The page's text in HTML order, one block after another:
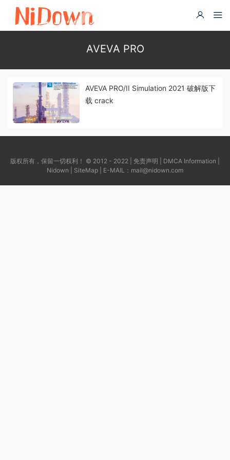
AVEVA PRO
AVEVA PRO/II Simulation 2021 破解版下
载 crack
版权所有，保留一切权利！ © 2012 - 2022 | 免责声明 DMCA Information
Nidown
SiteMap | E-MAIL： mail@nidown.com